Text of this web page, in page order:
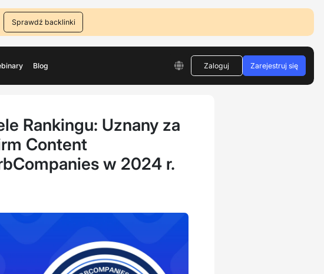
Sprawdź backlinki
Blog Zaloguj Zarejestruj się
Rankingu: Uznany za
Content
w 2024 r.